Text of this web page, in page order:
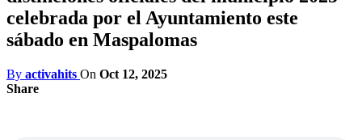
celebrada por el Ayuntamiento este
sábado en Maspalomas
By activahits On Oct 12, 2025
Share